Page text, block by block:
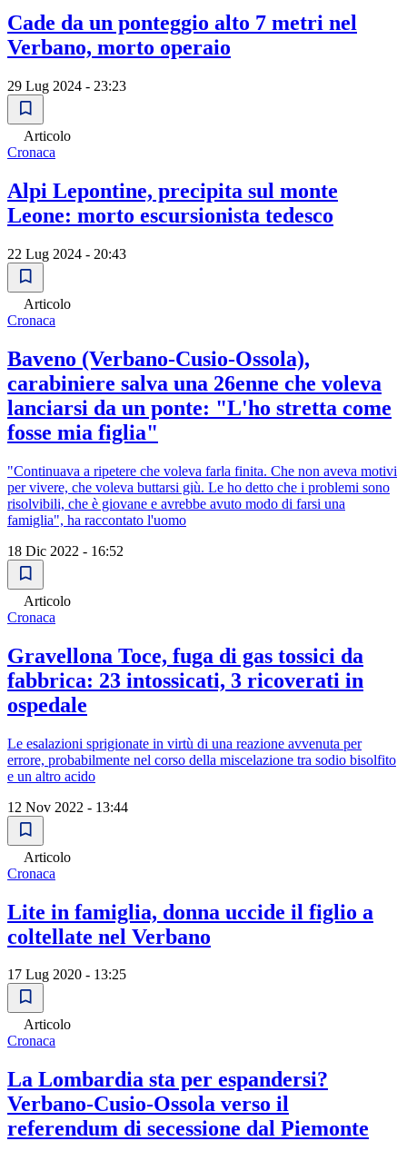
Cade da un ponteggio alto 7 metri nel
Verbano, morto operaio
29 Lug 2024 - 23:23
Articolo
Cronaca
Alpi Lepontine, precipita sul monte
Leone: morto escursionista tedesco
22 Lug 2024 - 20:43
Articolo
Cronaca
Baveno (Verbano-Cusio-Ossola),
carabiniere salva una 26enne che voleva
lanciarsi da un ponte: "L'ho stretta come
fosse mia figlia"
"Continuava a ripetere che voleva farla finita. Che non aveva motivi
per vivere, che voleva buttarsi giù. Le ho detto che i problemi sono
risolvibili, che è giovane e avrebbe avuto modo di farsi una
famiglia", ha raccontato l'uomo
18 Dic 2022 - 16:52
Articolo
Cronaca
Gravellona Toce, fuga di gas tossici da
fabbrica: 23 intossicati, 3 ricoverati in
ospedale
Le esalazioni sprigionate in virtù di una reazione avvenuta per
errore, probabilmente nel corso della miscelazione tra sodio bisolfito
e un altro acido
12 Nov 2022 - 13:44
Articolo
Cronaca
Lite in famiglia, donna uccide il figlio a
coltellate nel Verbano
17 Lug 2020 - 13:25
Articolo
Cronaca
La Lombardia sta per espandersi?
Verbano-Cusio-Ossola verso il
referendum di secessione dal Piemonte